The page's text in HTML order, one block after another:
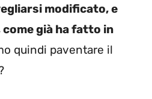
modificato, e
già ha fatto in
quindi paventare il